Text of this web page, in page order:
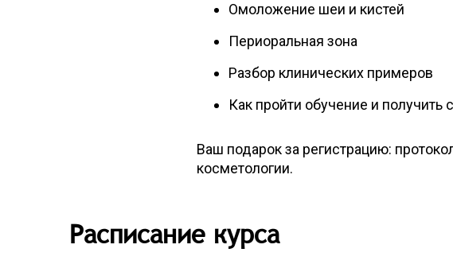
Омоложение шеи и кистей
Периоральная зона
Разбор клинических примеров
Как пройти обучение и получить
Ваш подарок за регистрацию:
косметологии.
Расписание курса